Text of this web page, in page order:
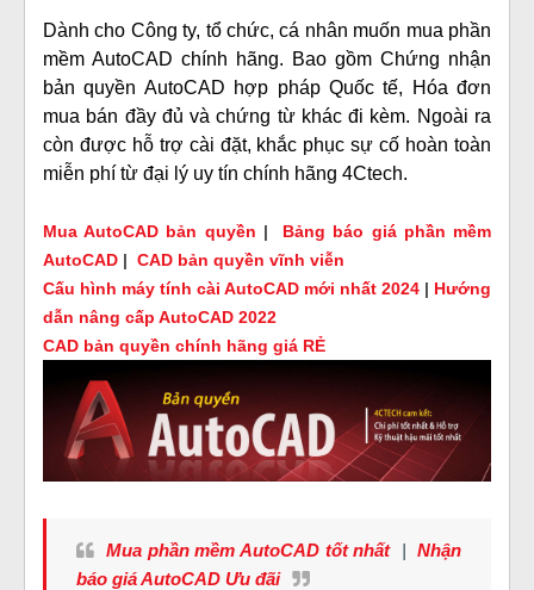
Dành cho Công ty, tổ chức, cá nhân muốn mua phần
mềm AutoCAD chính hãng. Bao gồm Chứng nhận
bản quyền AutoCAD hợp pháp Quốc tế,
Hóa đơn
mua bán đầy đủ và chứng từ khác đi kèm. Ngoài ra
còn được hỗ trợ cài đặt, khắc phục sự cố hoàn toàn
miễn phí từ đại lý uy tín chính hãng 4Ctech.
Mua AutoCAD bản quyền | Bảng báo giá phần mềm
AutoCAD | CAD bản quyền vĩnh viễn
Cấu hình máy tính cài AutoCAD mới nhất 2024 | Hướng
dẫn nâng cấp AutoCAD 2022
CAD bản quyền chính hãng giá RẺ
Mua phần mềm AutoCAD tốt nhất| Nhận
báo giá AutoCAD Ưu đãi